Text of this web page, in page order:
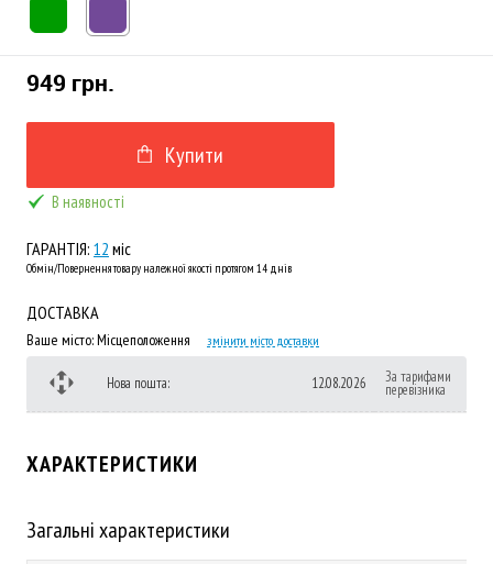
949 грн.
Купити
В наявності
ГАРАНТІЯ: 12 міс
Обмін/Повернення товару належної якості протягом 14 днів
ДОСТАВКА
Ваше місто:Місцеположення змінити місто доставки
Нова пошта: 12.08.2026 За тарифами
перевізника
ХАРАКТЕРИСТИКИ
Загальні характеристики